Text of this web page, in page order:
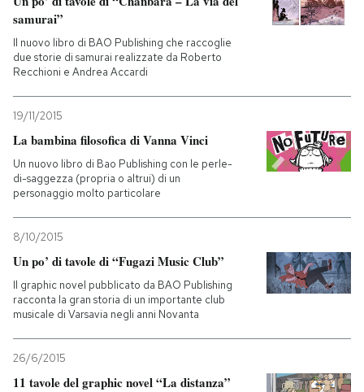
samurai”
Il nuovo libro di BAO Publishing che raccoglie
due storie di samurai realizzate da Roberto
Recchioni e Andrea Accardi
19/11/2015
La bambina filosofica di Vanna Vinci
Un nuovo libro di Bao Publishing con le perle-
di-saggezza (propria o altrui) di un
personaggio molto particolare
8/10/2015
Un po’ di tavole di “Fugazi Music Club”
Il graphic novel pubblicato da BAO Publishing
racconta la gran storia di un importante club
musicale di Varsavia negli anni Novanta
26/6/2015
11 tavole del graphic novel “La distanza”